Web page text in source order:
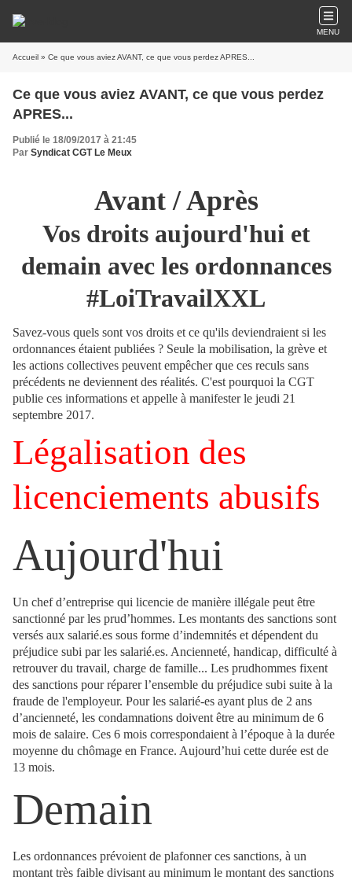
MENU
Accueil » Ce que vous aviez AVANT, ce que vous perdez APRES...
Ce que vous aviez AVANT, ce que vous perdez
APRES...
Publié le 18/09/2017 à 21:45
Par Syndicat CGT Le Meux
Avant / Après
Vos droits aujourd'hui et
demain avec les ordonnances
#LoiTravailXXL
Savez-vous quels sont vos droits et ce qu'ils deviendraient si les
ordonnances étaient publiées ? Seule la mobilisation, la grève et
les actions collectives peuvent empêcher que ces reculs sans
précédents ne deviennent des réalités. C'est pourquoi la CGT
publie ces informations et appelle à manifester le jeudi 21
septembre 2017.
Légalisation des
licenciements abusifs
Aujourd'hui
Un chef d’entreprise qui licencie de manière illégale peut être
sanctionné par les prud’hommes. Les montants des sanctions sont
versés aux salarié.es sous forme d’indemnités et dépendent du
préjudice subi par les salarié.es. Ancienneté, handicap, difficulté à
retrouver du travail, charge de famille... Les prudhommes fixent
des sanctions pour réparer l’ensemble du préjudice subi suite à la
fraude de l'employeur. Pour les salarié-es ayant plus de 2 ans
d’ancienneté, les condamnations doivent être au minimum de 6
mois de salaire. Ces 6 mois correspondaient à l’époque à la durée
moyenne du chômage en France. Aujourd’hui cette durée est de
13 mois.
Demain
Les ordonnances prévoient de plafonner ces sanctions, à un
montant très faible divisant au minimum le montant des sanctions